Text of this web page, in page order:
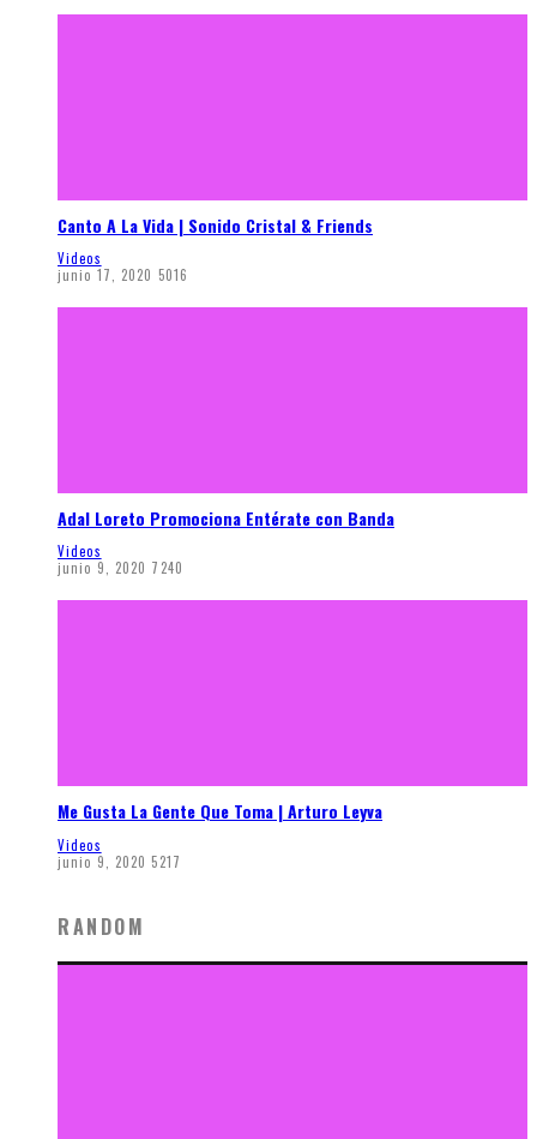
Canto A La Vida | Sonido Cristal & Friends
Videos
junio 17, 2020 5016
Adal Loreto Promociona Entérate con Banda
Videos
junio 9, 2020 7240
Me Gusta La Gente Que Toma | Arturo Leyva
Videos
junio 9, 2020 5217
RANDOM